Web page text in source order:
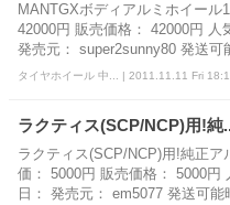
MANTGXボディアルミホイール
42000円 販売価格： 42000円 人
発売元： super2sunny80 発送可
タイヤホイール 中... | 2011.11.11 Fri
ラクティス(SCP/NCP)用!純
ラクティス(SCP/NCP)用!純正
価： 5000円 販売価格： 5000円
日： 発売元： em5077 発送可能